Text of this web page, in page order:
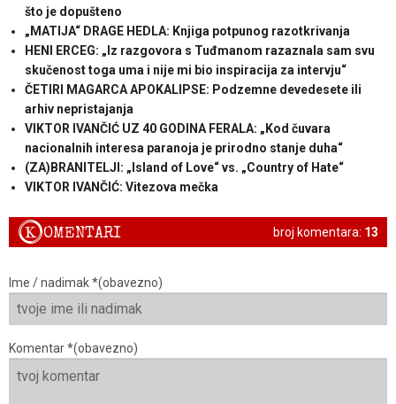
što je dopušteno
„MATIJA“ DRAGE HEDLA: Knjiga potpunog razotkrivanja
HENI ERCEG: „Iz razgovora s Tuđmanom razaznala sam svu
skučenost toga uma i nije mi bio inspiracija za intervju“
ČETIRI MAGARCA APOKALIPSE: Podzemne devedesete ili
arhiv nepristajanja
VIKTOR IVANČIĆ UZ 40 GODINA FERALA: „Kod čuvara
nacionalnih interesa paranoja je prirodno stanje duha“
(ZA)BRANITELJI: „Island of Love“ vs. „Country of Hate“
VIKTOR IVANČIĆ: Vitezova mečka
broj komentara: 13
KOMENTARI
Ime / nadimak *(obavezno)
Komentar *(obavezno)